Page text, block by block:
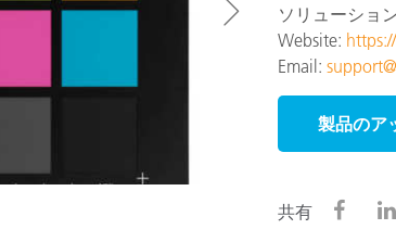
食品の測色
ライフサイエンス
ソリューショ
Website:
Email:
製品のア
共有